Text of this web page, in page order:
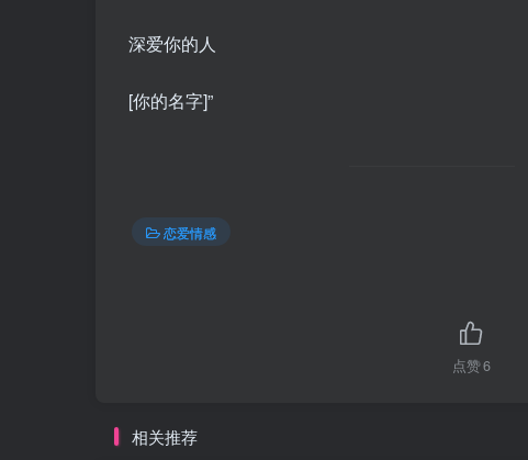
深爱你的人
[你的名字]”
恋爱情感
点赞6
相关推荐